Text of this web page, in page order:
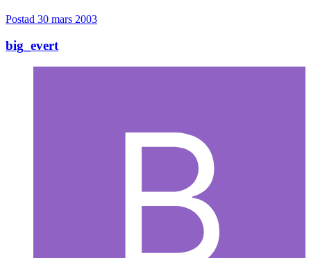
Postad 30 mars 2003
big_evert